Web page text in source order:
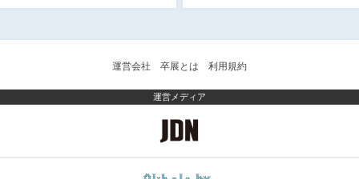
運営会社 卒展とは 利用規約
運営メディア